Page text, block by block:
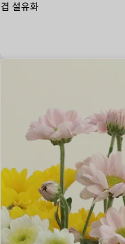
겹 설유화